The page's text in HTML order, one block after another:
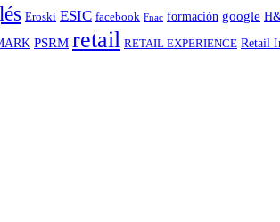
Eroski ESIC facebook Fnac formación google
PSRM retail RETAIL EXPERIENCE Retail